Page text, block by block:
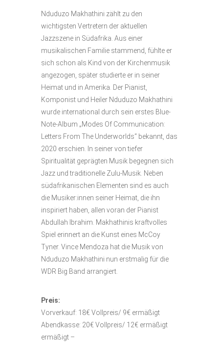
Nduduzo Makhathini zählt zu den
wichtigsten Vertretern der aktuellen
Jazzszene in Südafrika. Aus einer
musikalischen Familie stammend, fühlte er
sich schon als Kind von der Kirchenmusik
angezogen, später studierte er in seiner
Heimat und in Amerika. Der Pianist,
Komponist und Heiler Nduduzo Makhathini
wurde international durch sein erstes Blue-
Note-Album „Modes Of Communication:
Letters From The Underworlds“ bekannt, das
2020 erschien. In seiner von tiefer
Spiritualität geprägten Musik begegnen sich
Jazz und traditionelle Zulu-Musik. Neben
südafrikanischen Elementen sind es auch
die Musiker:innen seiner Heimat, die ihn
inspiriert haben, allen voran der Pianist
Abdullah Ibrahim. Makhathinis kraftvolles
Spiel erinnert an die Kunst eines McCoy
Tyner. Vince Mendoza hat die Musik von
Nduduzo Makhathini nun erstmalig für die
WDR Big Band arrangiert.
Preis:
Vorverkauf: 18€ Vollpreis/ 9€ ermäßigt
Abendkasse: 20€ Vollpreis/ 12€ ermäßigt
ermäßigt –